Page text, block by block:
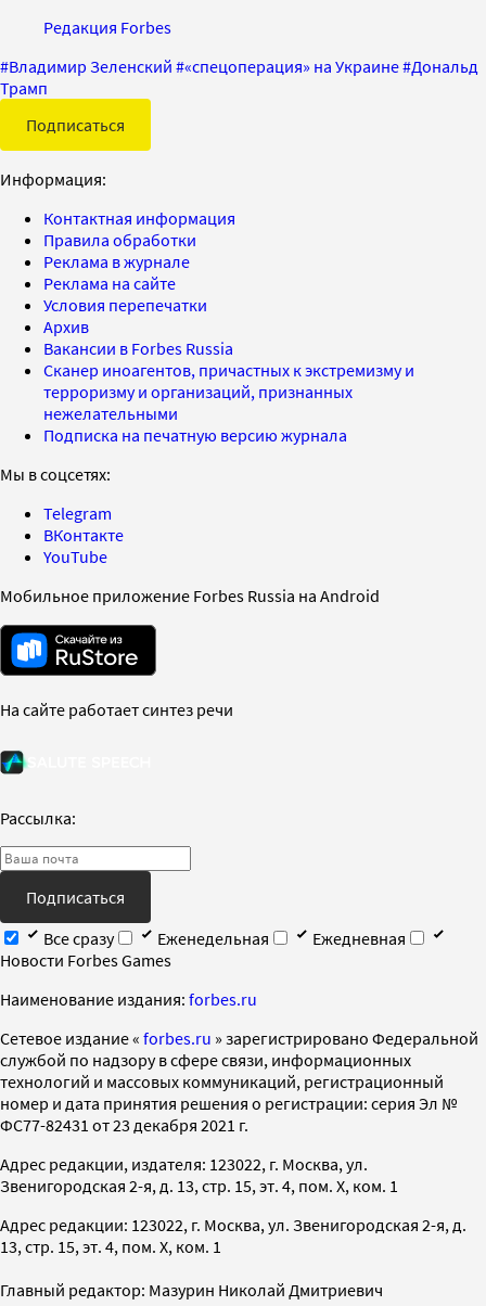
Редакция Forbes
#Владимир Зеленский #«спецоперация» на Украине#Дональд
Трамп
Подписаться
Информация:
Контактная информация
Правила обработки
Реклама в журнале
Реклама на сайте
Условия перепечатки
Архив
Вакансии в Forbes Russia
Сканер иноагентов, причастных к экстремизму и
терроризму и организаций, признанных
нежелательными
Подписка на печатную версию журнала
Мы в соцсетях:
Telegram
ВКонтакте
YouTube
Мобильное приложение Forbes Russia на Android
На сайте работает синтез речи
Рассылка:
Подписаться
Все сразу
Еженедельная
Ежедневная
Новости Forbes Games
Наименование издания: forbes.ru
Cетевое издание « forbes.ru » зарегистрировано Федеральной
службой по надзору в сфере связи, информационных
технологий и массовых коммуникаций, регистрационный
номер и дата принятия решения о регистрации: серия Эл №
ФС77-82431 от 23 декабря 2021 г.
Адрес редакции, издателя: 123022, г. Москва, ул.
Звенигородская 2-я, д. 13, стр. 15, эт. 4, пом. X, ком. 1
Адрес редакции: 123022, г. Москва, ул. Звенигородская 2-я, д.
13, стр. 15, эт. 4, пом. X, ком. 1
Главный редактор: Мазурин Николай Дмитриевич